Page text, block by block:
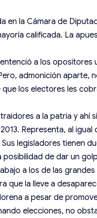
en la Cámara de
calificada. La
a los
admonición aparte,
los electores les
a la patria y ahí
Representa, al igual
legisladores tienen
de dar un
a los de las
que la lleve a
a pesar de
elecciones, no